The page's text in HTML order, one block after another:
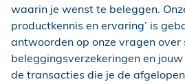
waarin je wenst te beleggen.
productkennis en ervaring’ is
antwoorden op onze vragen over
beleggingsverzekeringen en
de transacties die je de